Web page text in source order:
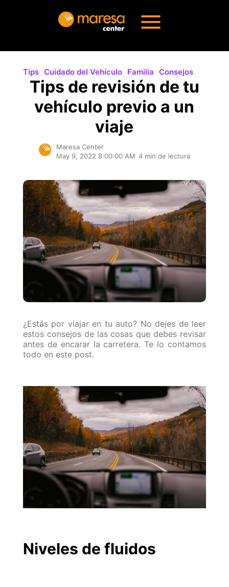
Tips Cuidado del Vehículo Familia Consejos
Tips de revisión de tu
vehículo previo a un
viaje
Maresa Center
May 9, 2022 8:00:00 AM 4 min de lectura
¿Estás por viajar en tu auto? No dejes de leer
estos consejos de las cosas que debes revisar
antes de encarar la carretera. Te lo contamos
todo en este post.
Niveles de fluidos